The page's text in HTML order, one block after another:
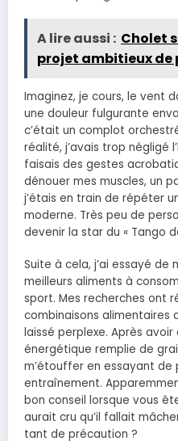
A lire aussi : Cholet
projet ambitieux de
Imaginez, je cours, le vent
une douleur fulgurante
c’était un complot
réalité, j’avais trop négligé
faisais des gestes
dénouer mes muscles, un
j’étais en train de répéter
moderne. Très peu de
devenir la star du « Tango
Suite à cela, j’ai essayé de
meilleurs aliments à
sport. Mes recherches ont
combinaisons alimentaires
laissé perplexe. Après
énergétique remplie de
m’étouffer en essayant de
entraînement.
bon conseil lorsque vous
aurait cru qu’il fallait
tant de précaution ?